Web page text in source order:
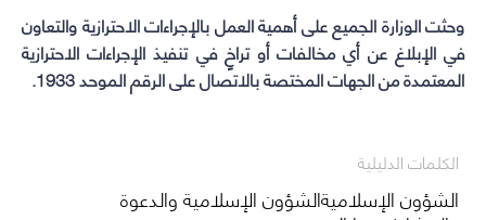
وحثت الوزارة الجميع على أهمية العمل بالإجراءات الاحترازية والتعاون
في الإبلاغ عن أي مخالفات أو تراخٍ في تنفيذ الإجراءات الاحترازية
المعتمدة من الجهات المختصة بالاتصال على الرقم الموحد 1933.
الكلمات الدليلية
الشؤون الإسلاميةالشؤون الإسلامية والدعوة